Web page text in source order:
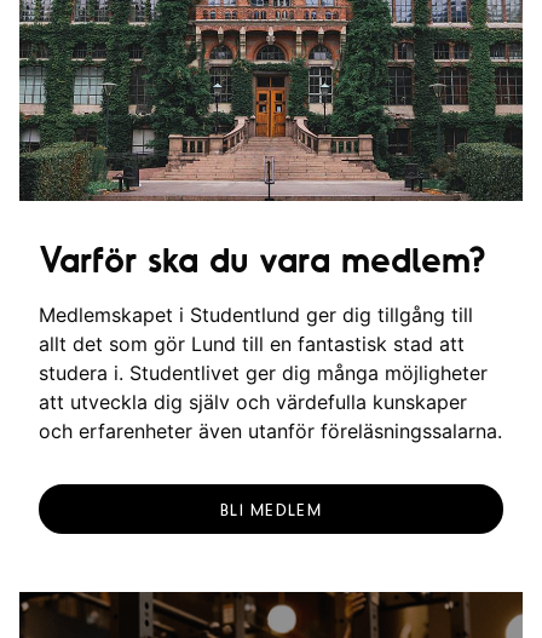
Varför ska du vara medlem?
Medlemskapet i Studentlund ger dig tillgång till
allt det som gör Lund till en fantastisk stad att
studera i. Studentlivet ger dig många möjligheter
att utveckla dig själv och värdefulla kunskaper
och erfarenheter även utanför föreläsningssalarna.
BLI MEDLEM